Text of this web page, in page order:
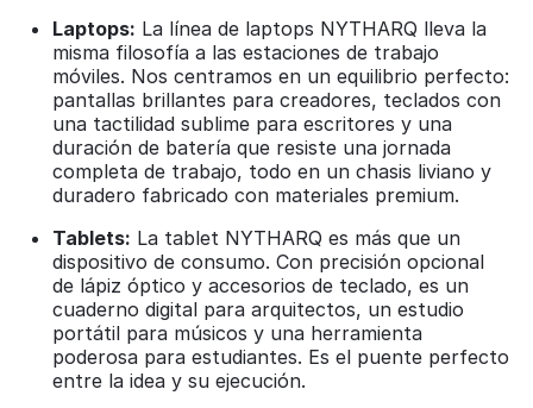
Laptops: La línea de laptops NYTHARQ lleva la
misma filosofía a las estaciones de trabajo
móviles. Nos centramos en un equilibrio perfecto:
pantallas brillantes para creadores, teclados con
una tactilidad sublime para escritores y una
duración de batería que resiste una jornada
completa de trabajo, todo en un chasis liviano y
duradero fabricado con materiales premium.
Tablets: La tablet NYTHARQ es más que un
dispositivo de consumo. Con precisión opcional
de lápiz óptico y accesorios de teclado, es un
cuaderno digital para arquitectos, un estudio
portátil para músicos y una herramienta
poderosa para estudiantes. Es el puente perfecto
entre la idea y su ejecución.